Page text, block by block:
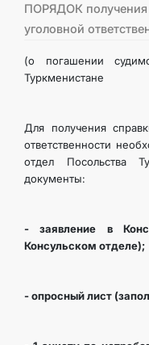
ПОРЯДОК получения
уголовной
(о погашении
Туркменистане
Для получения
ответственности
отдел Посольства
документы:
- заявление в
Консульском отделе);
- опросный лист